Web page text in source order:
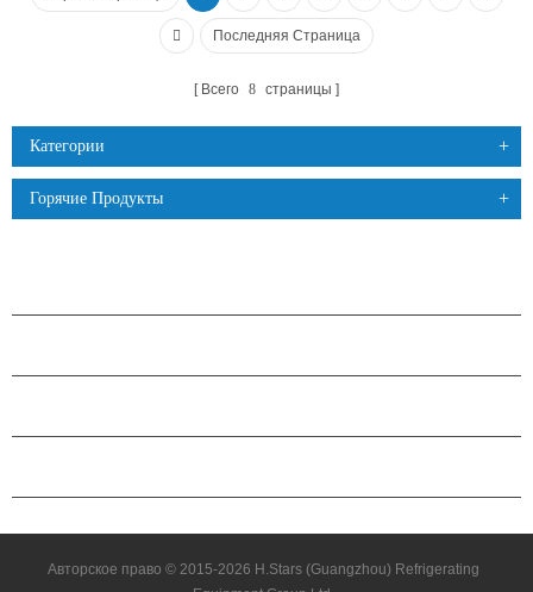
Последняя Страница
Всего 8 страницы
Категории
Горячие Продукты
Авторское право © 2015-2026 H.Stars (Guangzhou) Refrigerating